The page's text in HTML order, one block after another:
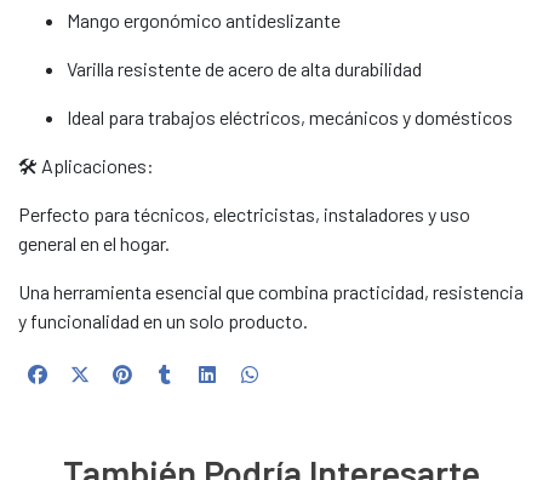
Mango ergonómico antideslizante
Varilla resistente de acero de alta durabilidad
Ideal para trabajos eléctricos, mecánicos y domésticos
🛠 Aplicaciones:
Perfecto para técnicos, electricistas, instaladores y uso
general en el hogar.
Una herramienta esencial que combina practicidad, resistencia
y funcionalidad en un solo producto.